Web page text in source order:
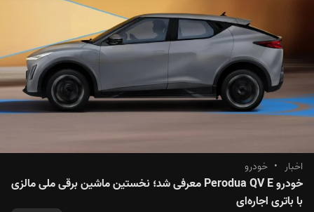
اخبار • خودرو
خودرو Perodua QV E معرفی شد؛ نخستین ماشین برقی ملی مالزی
با باتری اجاره‌ای